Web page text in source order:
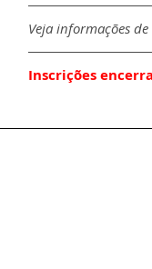
Veja informações
Inscrições